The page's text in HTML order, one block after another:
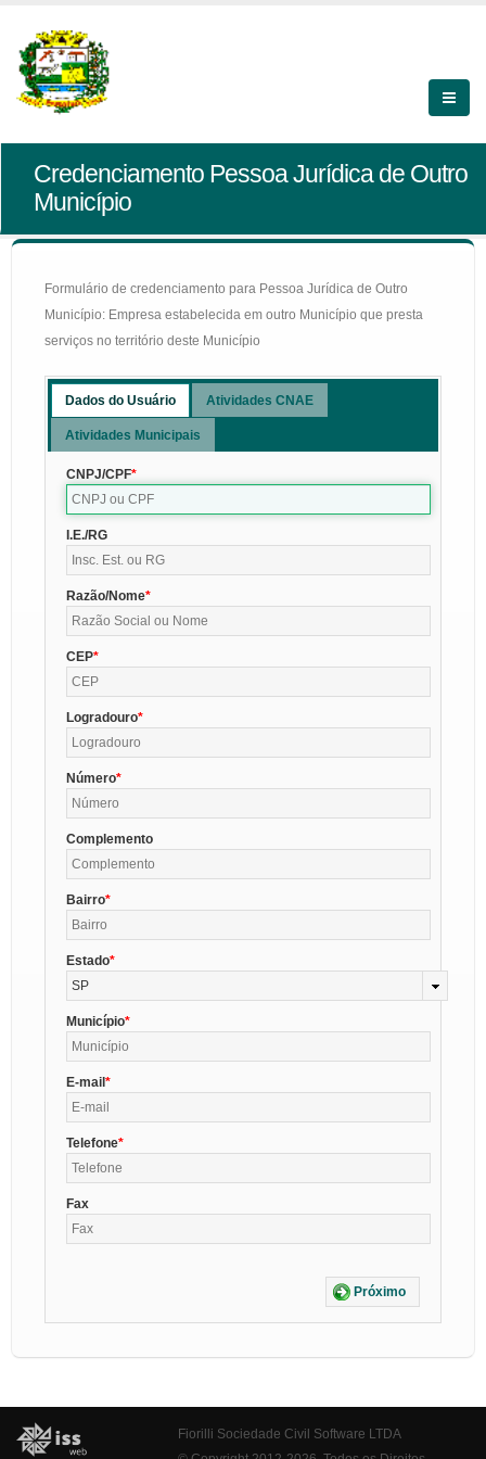
Credenciamento Pessoa Jurídica de Outro
Município
Formulário de credenciamento para Pessoa Jurídica de Outro
Município: Empresa estabelecida em outro Município que presta
serviços no território deste Município
Dados do Usuário Atividades CNAE
Atividades Municipais
CNPJ/CPF
I.E./RG
Razão/Nome
CEP
Logradouro
Número
Complemento
Bairro
Estado
SP
Município
E-mail
Telefone
Fax
Próximo
Fiorilli Sociedade Civil Software LTDA